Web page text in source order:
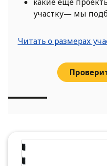
участку— мы
Читать о размерах